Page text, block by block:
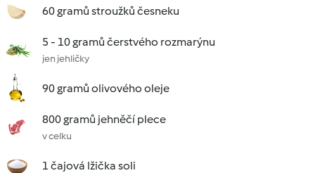
60 gramů stroužků česneku
5 - 10 gramů čerstvého rozmarýnu
jen jehličky
90 gramů olivového oleje
800 gramů jehněčí plece
v celku
1 čajová lžička soli